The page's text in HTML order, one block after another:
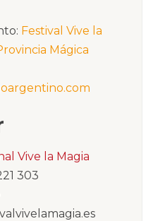
Festival Vive la
Mágica
Vive la Magia
303